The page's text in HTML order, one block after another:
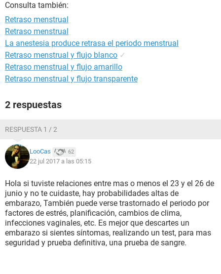
Consulta también:
Retraso menstrual
Retraso menstrual
La anestesia produce retrasa el periodo menstrual
Retraso menstrual y flujo blanco ✓
Retraso menstrual y flujo amarillo
Retraso menstrual y flujo transparente
2 respuestas
RESPUESTA 1 / 2
LooCas 62
22 jul 2017 a las 05:15
Hola si tuviste relaciones entre mas o menos el 23 y el 26 de
junio y no te cuidaste, hay probabilidades altas de
embarazo, También puede verse trastornado el periodo por
factores de estrés, planificación, cambios de clima,
infecciones vaginales, etc. Es mejor que descartes un
embarazo si sientes síntomas, realizando un test, para mas
seguridad y prueba definitiva, una prueba de sangre.